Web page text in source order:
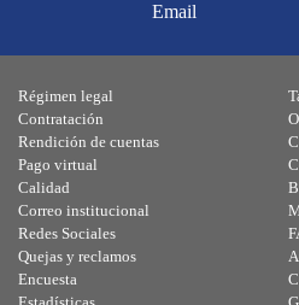
Email
Régimen legal
Contratación
Rendición de cuentas
Pago virtual
Calidad
Correo institucional
Redes Sociales
Quejas y reclamos
Encuesta